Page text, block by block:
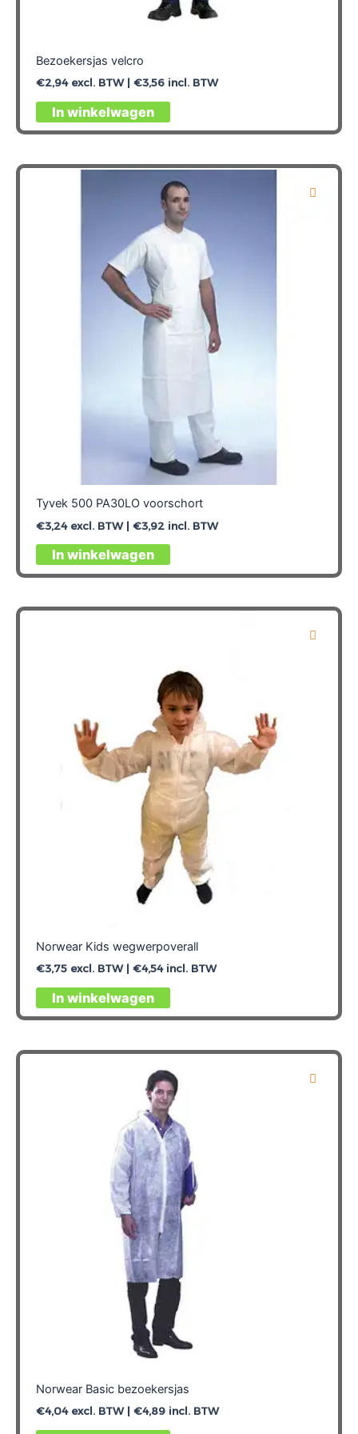
Bezoekersjas velcro
€2,94excl. BTW | €3,56incl. BTW
In winkelwagen
Dit
product
meerdere
variaties.
Deze
optie
kan
gekozen
worden
de
productpagina
Tyvek 500 PA30LO voorschort
€3,24excl. BTW | €3,92incl. BTW
In winkelwagen
Dit
product
meerdere
kan
gekozen
worden
op
de
productpagina
Norwear Kids wegwerpoverall
€3,75excl. BTW | €4,54incl. BTW
In winkelwagen
Dit
product
meerdere
Deze
optie
kan
gekozen
worden
op
de
productpagina
Norwear Basic bezoekersjas
€4,04excl. BTW | €4,89incl. BTW